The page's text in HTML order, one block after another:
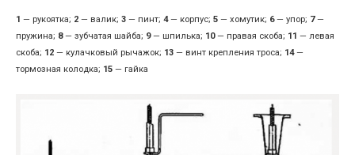
1 — рукоятка; 2 — валик; 3 — пинт; 4— корпус; 5 — хомутик; 6— упор; 7—
пружина; 8— зубчатая шайба; 9— шпилька; 10— правая скоба; 11 — левая
скоба; 12 — кулачковый рычажок; 13 — винт крепления троса; 14—
тормозная колодка; 15 — гайка